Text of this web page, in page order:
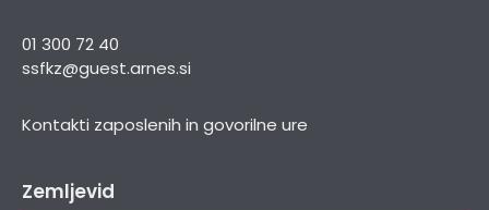
01 300 72 40
ssfkz@guest.arnes.si
Kontakti zaposlenih in govorilne ure
Zemljevid